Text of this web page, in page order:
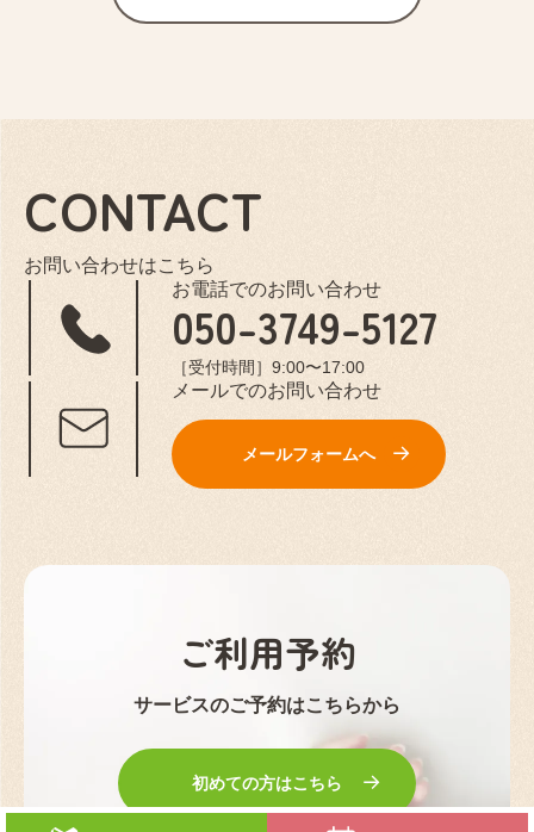
CONTACT
お問い合わせはこちら
お電話でのお問い合わせ
050-3749-5127
［受付時間］9:00〜17:00
メールでのお問い合わせ
メールフォームへ
ご利用予約
サービスのご予約はこちらから
初めての方はこちら